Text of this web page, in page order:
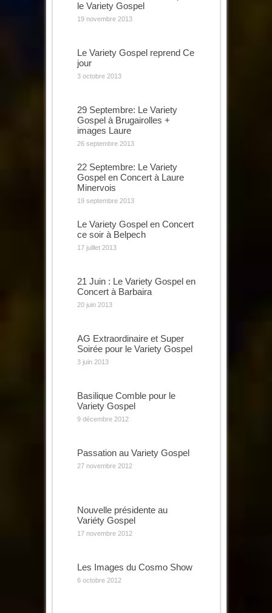
le Variety Gospel
19 novembre 2013
Le Variety Gospel reprend Ce
jour
3 octobre 2013
29 Septembre: Le Variety
Gospel à Brugairolles +
images Laure
26 septembre 2013
22 Septembre: Le Variety
Gospel en Concert à Laure
Minervois
19 septembre 2013
Le Variety Gospel en Concert
ce soir à Belpech
17 juillet 2013
21 Juin : Le Variety Gospel en
Concert à Barbaira
20 juin 2013
AG Extraordinaire et Super
Soirée pour le Variety Gospel
3 juin 2013
Basilique Comble pour le
Variety Gospel
9 décembre 2012
Passation au Variety Gospel
27 novembre 2012
Nouvelle présidente au
Variéty Gospel
17 novembre 2012
Les Images du Cosmo Show
6 octobre 2012